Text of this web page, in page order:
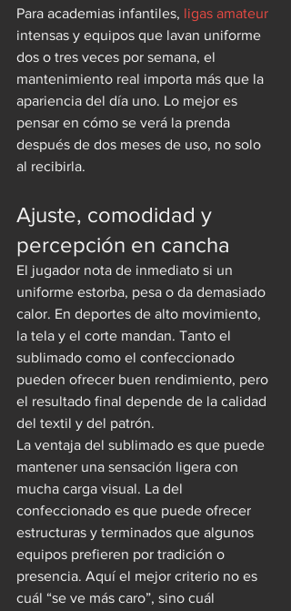
Para academias infantiles, ligas amateur
intensas y equipos que lavan uniforme
dos o tres veces por semana, el
mantenimiento real importa más que la
apariencia del día uno. Lo mejor es
pensar en cómo se verá la prenda
después de dos meses de uso, no solo
al recibirla.
Ajuste, comodidad y
percepción en cancha
El jugador nota de inmediato si un
uniforme estorba, pesa o da demasiado
calor. En deportes de alto movimiento,
la tela y el corte mandan. Tanto el
sublimado como el confeccionado
pueden ofrecer buen rendimiento, pero
el resultado final depende de la calidad
del textil y del patrón.
La ventaja del sublimado es que puede
mantener una sensación ligera con
mucha carga visual. La del
confeccionado es que puede ofrecer
estructuras y terminados que algunos
equipos prefieren por tradición o
presencia. Aquí el mejor criterio no es
cuál “se ve más caro”, sino cuál